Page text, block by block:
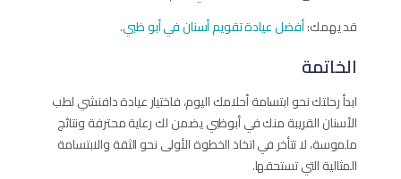
قد يهمك:أفضل عيادة تقويم أسنان في أبو ظبي.
الخاتمة
ابدأ رحلتك نحو ابتسامة أحلامك اليوم، فاختيار عيادة دافنشي لطب
الأسنان القريبة منك في أبوظبي يضمن لك رعاية محترفة ونتائج
ملموسة، لا تتأخر في اتخاذ الخطوة الأولى نحو الثقة والابتسامة
المثالية التي تستحقها.